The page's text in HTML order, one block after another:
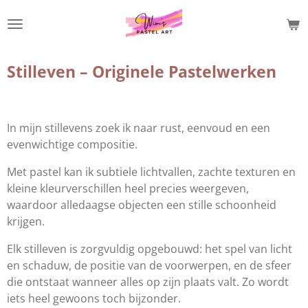
direct
de
hoofdinhoud
Stilleven – Originele Pastelwerken
In mijn stillevens zoek ik naar rust, eenvoud en een
evenwichtige compositie.
Met pastel kan ik subtiele lichtvallen, zachte texturen en
kleine kleurverschillen heel precies weergeven,
waardoor alledaagse objecten een stille schoonheid
krijgen.
Elk stilleven is zorgvuldig opgebouwd: het spel van licht
en schaduw, de positie van de voorwerpen, en de sfeer
die ontstaat wanneer alles op zijn plaats valt. Zo wordt
iets heel gewoons toch bijzonder.